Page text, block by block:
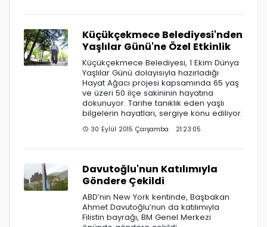
Küçükçekmece Belediyesi'nden
Yaşlılar Günü'ne Özel Etkinlik
Küçükçekmece Belediyesi, 1 Ekim Dünya
Yaşlılar Günü dolayısıyla hazırladığı
Hayat Ağacı projesi kapsamında 65 yaş
ve üzeri 50 ilçe sakininin hayatına
dokunuyor. Tarihe tanıklık eden yaşlı
bilgelerin hayatları, sergiye konu ediliyor.
30 Eylül 2015 Çarşamba 21:23:05
Davutoğlu'nun Katılımıyla
Göndere Çekildi
ABD’nin New York kentinde, Başbakan
Ahmet Davutoğlu’nun da katılımıyla
Filistin bayrağı, BM Genel Merkezi